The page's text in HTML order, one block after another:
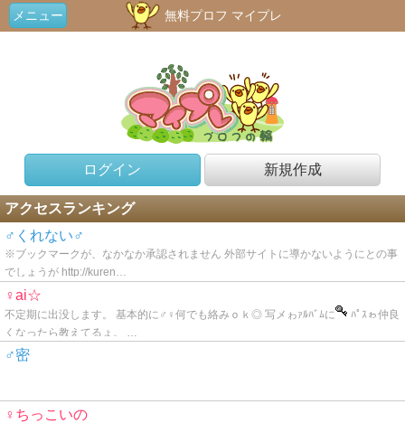
メニュー 無料プロフ マイプレ
ログイン 新規作成
アクセスランキング
♂くれない♂
※ブックマークが、なかなか承認されません 外部サイトに導かないようにとの事
でしょうが http://kuren…
♀ai☆
不定期に出没します。 基本的に♂♀何でも絡みｏｋ◎ 写メゎｧﾙﾊﾞﾑに
ﾊﾟｽゎ仲良
くなったら教えてるょ。 …
♂密
♀ちっこいの